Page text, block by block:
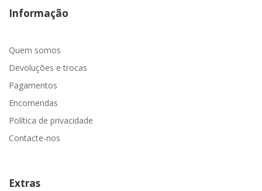
Informação
Quem somos
Devoluções e trocas
Pagamentos
Encomendas
Política de privacidade
Contacte-nos
Extras